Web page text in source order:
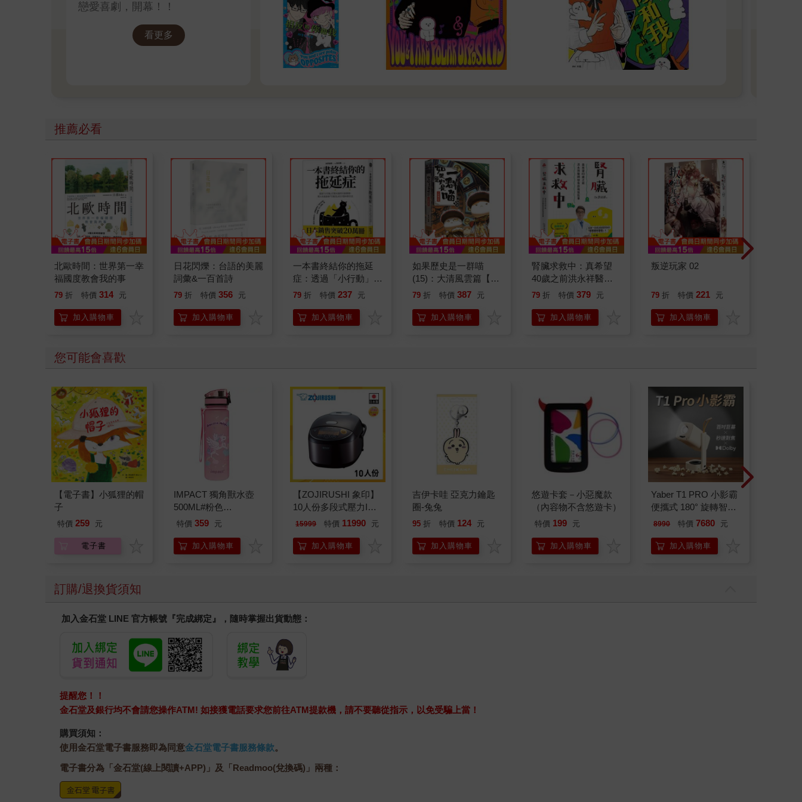
戀愛喜劇，開幕！！
看更多
推薦必看
北歐時間：世界第一幸
福國度教會我的事
79 折 特價 314 元
加入購物車
日花閃爍：台語的美麗
詞彙&一百首詩
79 折 特價 356 元
加入購物車
一本書終結你的拖延
症：透過「小行動」打
開大腦的行動開關，懶
的37個科學方法
79 折 特價 237 元
加入購物車
如果歷史是一群喵
(15)：大清風雲篇【萌
貓漫畫學歷史】
79 折 特價 387 元
加入購物車
腎臟求救中：真希望
40歲之前洪永祥醫師
就告訴我這些事
79 折 特價 379 元
加入購物車
叛逆玩家 02
79 折 特價 221 元
加入購物車
您可能會喜歡
【電子書】小狐狸的帽
子
特價 259 元
電子書
IMPACT 獨角獸水壺
500ML#粉色
IM00B11PK
特價 359 元
加入購物車
【ZOJIRUSHI 象印】
10人份多段式壓力IH
微電腦電子鍋(NP-
15999 特價 11990 元
加入購物車
吉伊卡哇 亞克力鑰匙
圈-兔兔
95 折 特價 124 元
加入購物車
悠遊卡套－小惡魔款
（內容物不含悠遊卡）
特價 199 元
加入購物車
Yaber T1 PRO 小影霸
便攜式 180° 旋轉智能
投影機
8990 特價 7680 元
加入購物車
訂購/退換貨須知
加入金石堂 LINE 官方帳號『完成綁定』，隨時掌握出貨動態：
提醒您！！
金石堂及銀行均不會請您操作ATM! 如接獲電話要求您前往ATM提款機，請不要聽從指示，以免受騙上當！
購買須知：
使用金石堂電子書服務即為同意金石堂電子書服務條款。
電子書分為「金石堂(線上閱讀+APP)」及「Readmoo(兌換碼)」兩種：